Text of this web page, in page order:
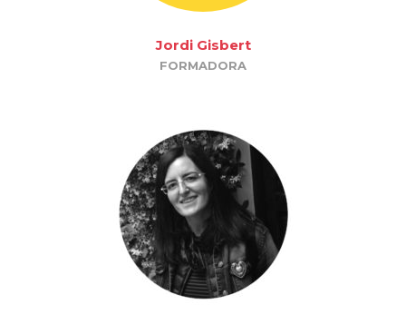
Jordi Gisbert
FORMADORA